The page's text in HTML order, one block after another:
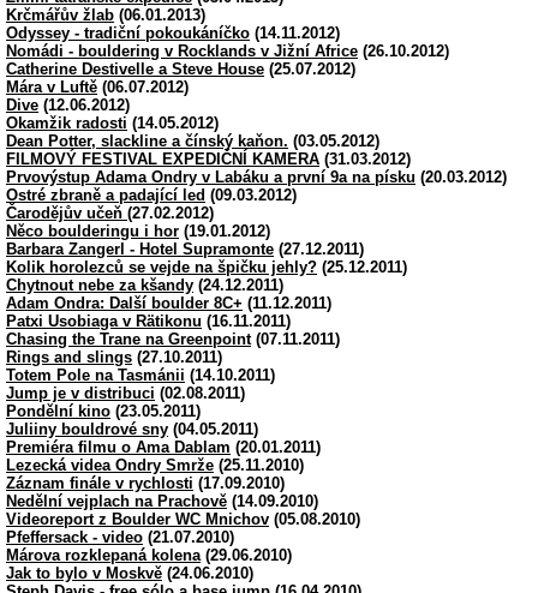
Krčmářův žlab (06.01.2013)
Odyssey - tradiční pokoukáníčko (14.11.2012)
Nomádi - bouldering v Rocklands v Jižní Africe (26.10.2012)
Catherine Destivelle a Steve House (25.07.2012)
Mára v Luftě (06.07.2012)
Dive (12.06.2012)
Okamžik radosti (14.05.2012)
Dean Potter, slackline a čínský kaňon. (03.05.2012)
FILMOVÝ FESTIVAL EXPEDIČNÍ KAMERA (31.03.2012)
Prvovýstup Adama Ondry v Labáku a první 9a na písku (20.03.2012)
Ostré zbraně a padající led (09.03.2012)
Čarodějův učeň (27.02.2012)
Něco boulderingu i hor (19.01.2012)
Barbara Zangerl - Hotel Supramonte (27.12.2011)
Kolik horolezců se vejde na špičku jehly? (25.12.2011)
Chytnout nebe za kšandy (24.12.2011)
Adam Ondra: Další boulder 8C+ (11.12.2011)
Patxi Usobiaga v Rätikonu (16.11.2011)
Chasing the Trane na Greenpoint(07.11.2011)
Rings and slings (27.10.2011)
Totem Pole na Tasmánii (14.10.2011)
Jump je v distribuci (02.08.2011)
Pondělní kino (23.05.2011)
Juliiny bouldrové sny (04.05.2011)
Premiéra filmu o Ama Dablam (20.01.2011)
Lezecká videa Ondry Smrže (25.11.2010)
Záznam finále v rychlosti (17.09.2010)
Nedělní vejplach na Prachově (14.09.2010)
Videoreport z Boulder WC Mnichov (05.08.2010)
Pfeffersack - video (21.07.2010)
Márova rozklepaná kolena (29.06.2010)
Jak to bylo v Moskvě (24.06.2010)